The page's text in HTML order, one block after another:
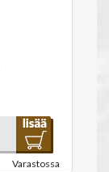
Varastossa